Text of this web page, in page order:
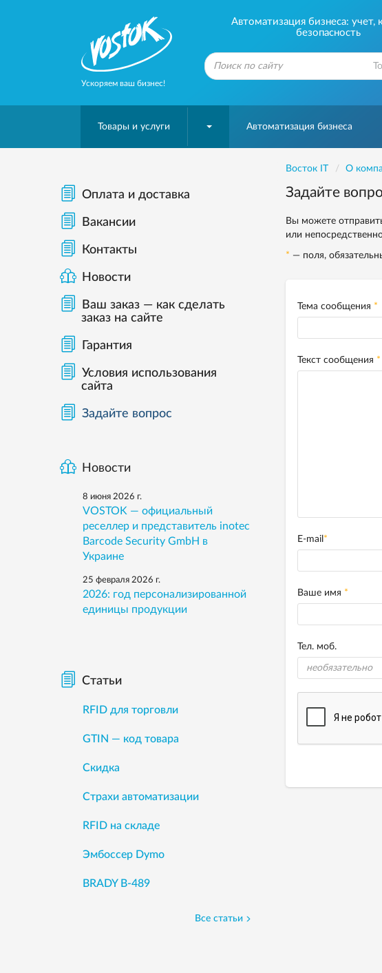
Ускоряем ваш бизнес!
Автоматизация бизнеса: учет,
безопасность
Товары и услуги Автоматизация бизнеса
Восток IT О
Задайте
Вы можете
или
* — поля,
Тема сообщения *
Текст сообщения *
E-mail *
Ваше имя *
Тел. моб.
Оплата и доставка
Вакансии
Контакты
Новости
Ваш заказ — как сделать
заказ на сайте
Гарантия
Условия использования
сайта
Задайте вопрос
Новости
8 июня 2026 г.
VOSTOK — официальный
реселлер и представитель inotec
Barcode Security GmbH в
Украине
25 февраля 2026 г.
2026: год персонализированной
единицы продукции
Статьи
RFID для торговли
GTIN — код товара
Скидка
Страхи автоматизации
RFID на складе
Эмбоссер Dymo
BRADY B-489
Все статьи